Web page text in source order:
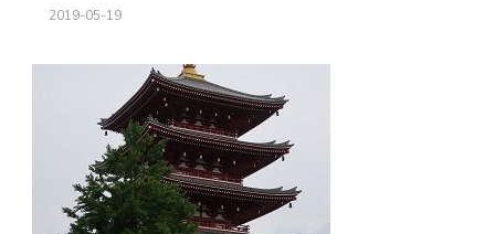
2019-05-19